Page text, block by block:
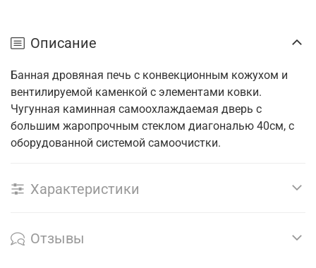
Описание
Банная дровяная печь с конвекционным кожухом и
вентилируемой каменкой с элементами ковки.
Чугунная каминная самоохлаждаемая дверь с
большим жаропрочным стеклом диагональю 40см, с
оборудованной системой самоочистки.
Характеристики
Отзывы